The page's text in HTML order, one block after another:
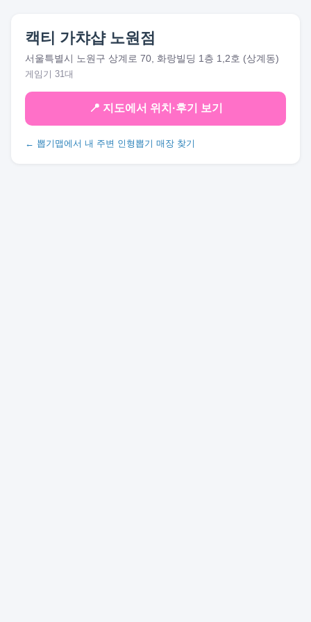
캑티 가챠샵 노원점
서울특별시 노원구 상계로 70, 화랑빌딩 1층 1,2호 (상계동)
게임기 31대
📍 지도에서 위치·후기 보기
← 뽑기맵에서 내 주변 인형뽑기 매장 찾기